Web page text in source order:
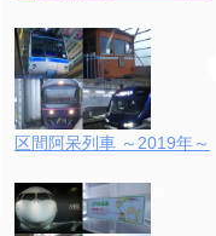
区間阿呆列車 ～2019年～